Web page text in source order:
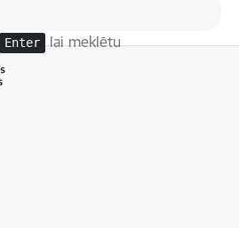
Enter lai meklētu